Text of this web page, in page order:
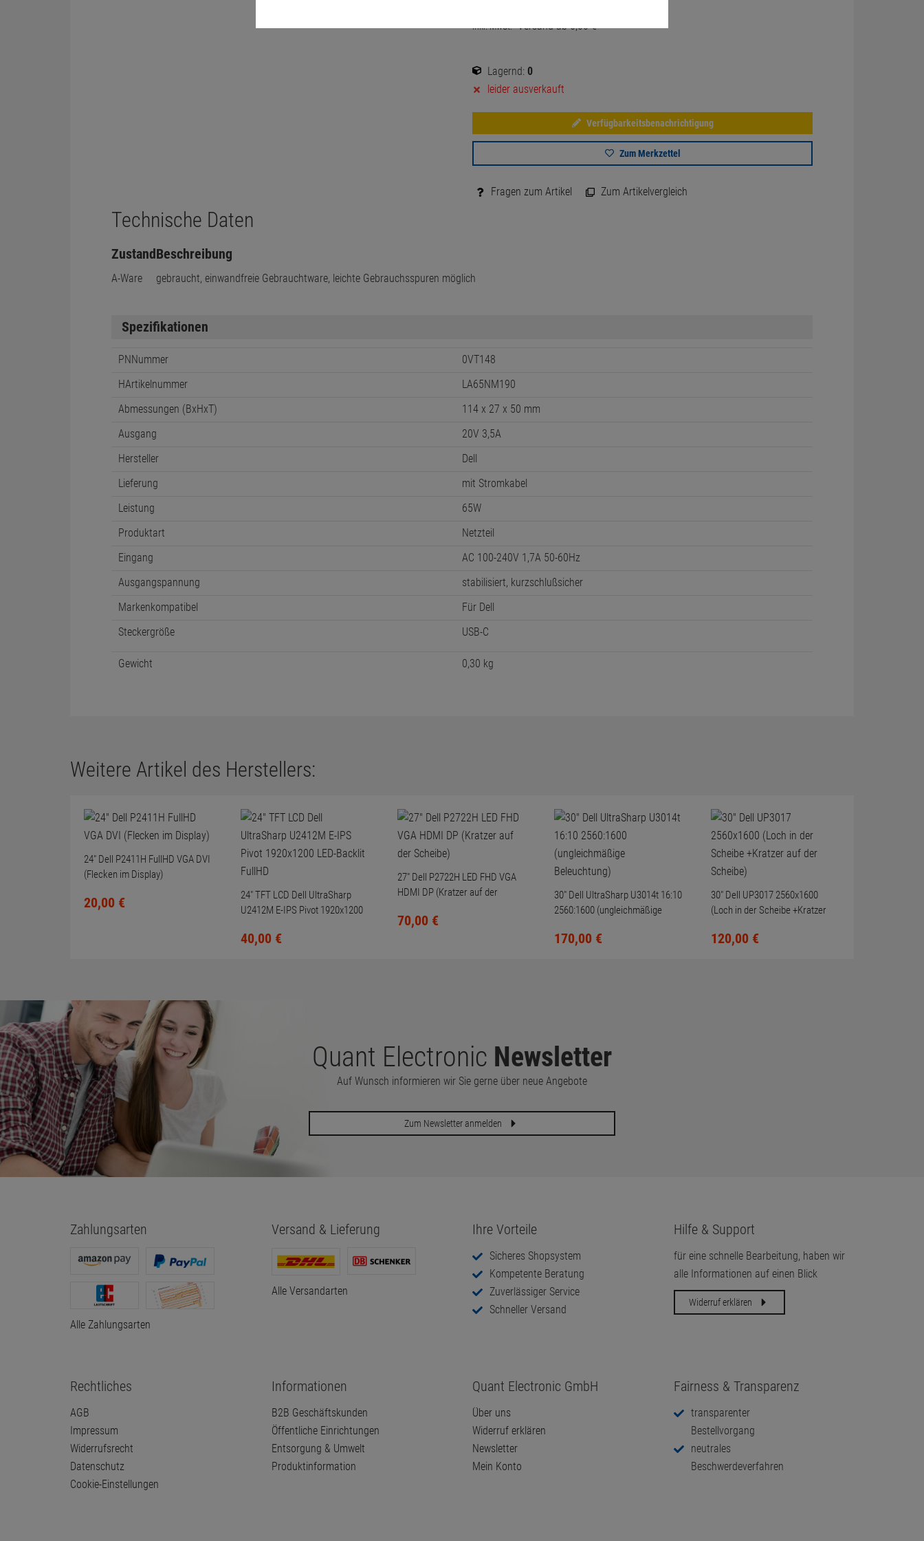
inkl. MwSt. Versand ab6,00 €
Lagernd: 0
leider ausverkauft
Verfügbarkeitsbenachrichtigung
Zum Merkzettel
Fragen zum Artikel Zum Artikelvergleich
Technische Daten
Zustand
A-Ware
Beschreibung
gebraucht, einwandfreie Gebrauchtware, leichte Gebrauchsspuren möglich
Spezifikationen
PNNummer
0VT148
HArtikelnummer
LA65NM190
Abmessungen (BxHxT)
114 x 27 x 50 mm
Ausgang
20V 3,5A
Hersteller
Dell
Lieferung
mit Stromkabel
Leistung
65W
Produktart
Netzteil
Eingang
AC 100-240V 1,7A 50-60Hz
Ausgangspannung
stabilisiert, kurzschlußsicher
Markenkompatibel
Für Dell
Steckergröße
USB-C
Gewicht 0,30 kg
Weitere Artikel des Herstellers:
24" Dell P2411H FullHD VGA DVI
(Flecken im Display)
20,00 €
24" TFT LCD Dell UltraSharp
U2412M E-IPS Pivot 1920x1200
40,00 €
27" Dell P2722H LED FHD VGA
HDMI DP (Kratzer auf der
70,00 €
30" Dell UltraSharp U3014t 16:10
2560:1600 (ungleichmäßige
170,00 €
30" Dell UP3017 2560x1600
(Loch in der Scheibe +Kratzer
120,00 €
Quant Electronic Newsletter
Auf Wunsch informieren wir Sie gerne über neue Angebote
Zum Newsletter anmelden
Zahlungsarten
Alle Zahlungsarten
Versand & Lieferung
Alle Versandarten
Ihre Vorteile
Sicheres Shopsystem
Kompetente Beratung
Zuverlässiger Service
Schneller Versand
Hilfe & Support
für eine schnelle Bearbeitung, haben wir
alle Informationen auf einen Blick
Widerruf erklären
Rechtliches
AGB
Impressum
Widerrufsrecht
Datenschutz
Cookie-Einstellungen
Informationen
B2B Geschäftskunden
Öffentliche Einrichtungen
Entsorgung & Umwelt
Produktinformation
Quant Electronic GmbH
Über uns
Widerruf erklären
Newsletter
Mein Konto
Fairness & Transparenz
transparenter
Bestellvorgang
neutrales
Beschwerdeverfahren